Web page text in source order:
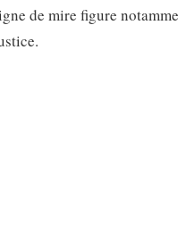
de mire figure